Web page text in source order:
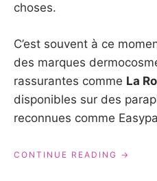
choses.
C’est souvent à ce
des marques
rassurantes comme La
disponibles sur des
reconnues comme
CONTINUE READING «